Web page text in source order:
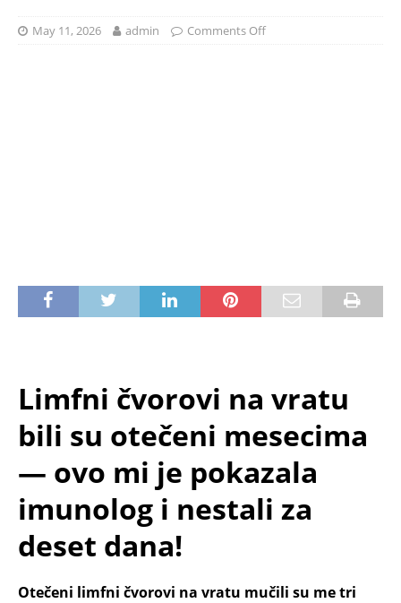
May 11, 2026 admin Comments Off
Limfni čvorovi na vratu
bili su otečeni mesecima
— ovo mi je pokazala
imunolog i nestali za
deset dana!
Otečeni limfni čvorovi na vratu mučili su me tri